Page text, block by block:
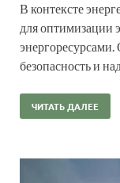
В контексте
для оптимизации
энергоресурсами.
безопасность и
ЧИТАТЬ ДАЛЕЕ